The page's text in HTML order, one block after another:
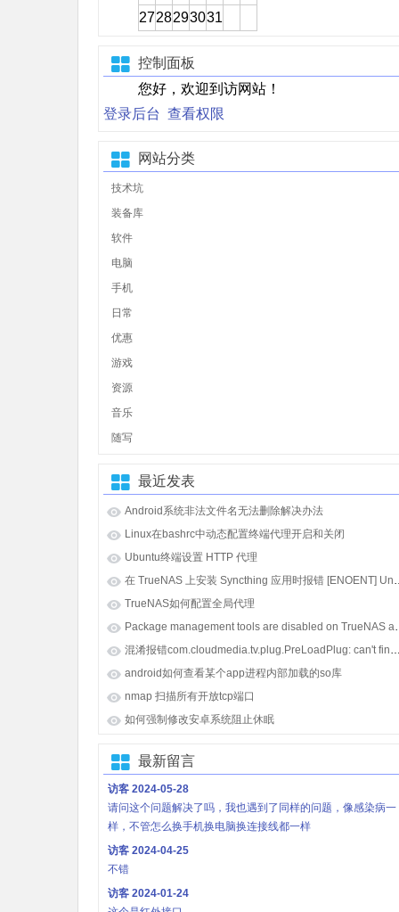
2728293031
控制面板
您好，欢迎到访网站！
登录后台 查看权限
网站分类
技术坑
装备库
软件
电脑
手机
日常
优惠
游戏
资源
音乐
随写
最近发表
Android系统非法文件名无法删除解决办法
Linux在bashrc中动态配置终端代理开启和关闭
Ubuntu终端设置 HTTP 代理
TrueNAS如何配置全局代理
android如何查看某个app进程内部加载的so库
nmap 扫描所有开放tcp端口
如何强制修改安卓系统阻止休眠
最新留言
访客2024-05-28
请问这个问题解决了吗，我也遇到了同样的问题，像感染病一
样，不管怎么换手机换电脑换连接线都一样
访客2024-04-25
不错
访客2024-01-24